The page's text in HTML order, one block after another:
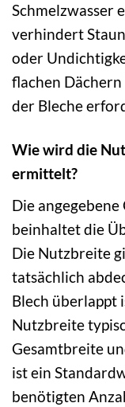
Schmelzwasser
verhindert
oder
flachen
der Bleche
Wie wird die
ermittelt?
Die
beinhaltet die
Die Nutzbreite
tatsächlich
Blech überlappt
Nutzbreite
Gesamtbreite
ist ein
benötigten